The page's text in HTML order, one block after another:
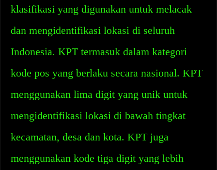
klasifikasi yang digunakan untuk melacak
dan mengidentifikasi lokasi di seluruh
Indonesia. KPT termasuk dalam kategori
kode pos yang berlaku secara nasional. KPT
menggunakan lima digit yang unik untuk
mengidentifikasi lokasi di bawah tingkat
kecamatan, desa dan kota. KPT juga
menggunakan kode tiga digit yang lebih